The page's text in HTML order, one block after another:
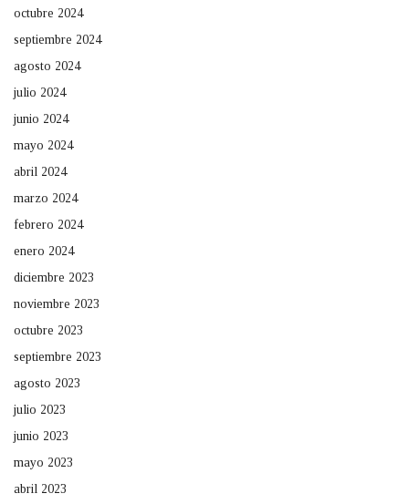
octubre 2024
septiembre 2024
agosto 2024
julio 2024
junio 2024
mayo 2024
abril 2024
marzo 2024
febrero 2024
enero 2024
diciembre 2023
noviembre 2023
octubre 2023
septiembre 2023
agosto 2023
julio 2023
junio 2023
mayo 2023
abril 2023